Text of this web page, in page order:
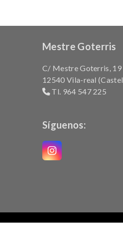
Mestre Goterris
C/ Mestre Goterris, 19
12540 Vila-real
Tl. 964 547 225
Síguenos:
Instagram